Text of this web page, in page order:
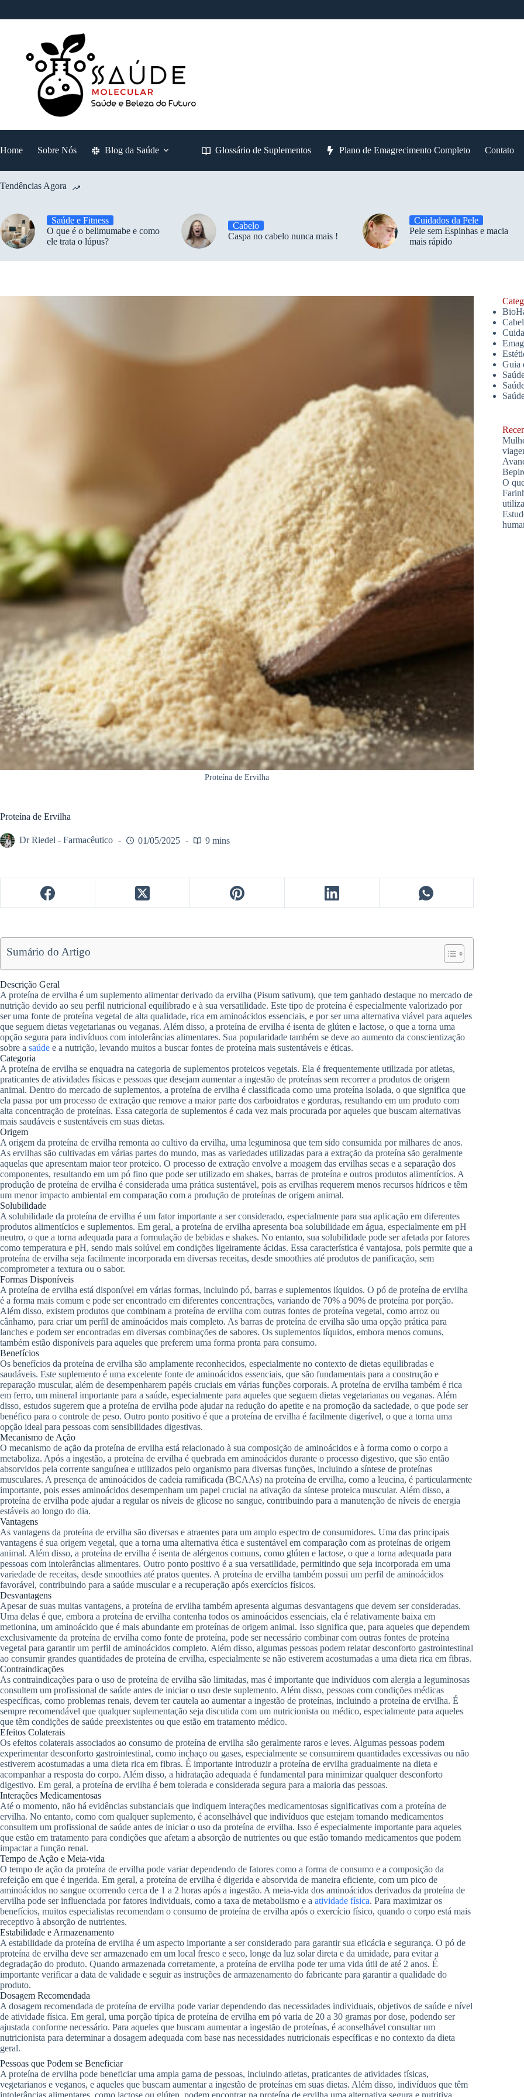
Home Sobre Nós Blog da Saúde Glossário de Suplementos Plano de Emagrecimento Completo Contato
Tendências Agora
Saúde e Fitness
O que é o belimumabe e como
ele trata o lúpus?
Cabelo
Caspa no cabelo nunca mais !
Cuidados da Pele
Pele sem Espinhas e macia
mais rápido
Proteína de Ervilha
Proteína de Ervilha
Dr Riedel - Farmacêutico 01/05/2025 9 mins
Sumário do Artigo
Descrição Geral
A proteína de ervilha é um suplemento alimentar derivado da ervilha (Pisum sativum), que tem ganhado destaque no mercado de
nutrição devido ao seu perfil nutricional equilibrado e à sua versatilidade. Este tipo de proteína é especialmente valorizado por
ser uma fonte de proteína vegetal de alta qualidade, rica em aminoácidos essenciais, e por ser uma alternativa viável para aqueles
que seguem dietas vegetarianas ou veganas. Além disso, a proteína de ervilha é isenta de glúten e lactose, o que a torna uma
opção segura para indivíduos com intolerâncias alimentares. Sua popularidade também se deve ao aumento da conscientização
sobre a saúde e a nutrição, levando muitos a buscar fontes de proteína mais sustentáveis e éticas.
Categoria
A proteína de ervilha se enquadra na categoria de suplementos proteicos vegetais. Ela é frequentemente utilizada por atletas,
praticantes de atividades físicas e pessoas que desejam aumentar a ingestão de proteínas sem recorrer a produtos de origem
animal. Dentro do mercado de suplementos, a proteína de ervilha é classificada como uma proteína isolada, o que significa que
ela passa por um processo de extração que remove a maior parte dos carboidratos e gorduras, resultando em um produto com
alta concentração de proteínas. Essa categoria de suplementos é cada vez mais procurada por aqueles que buscam alternativas
mais saudáveis e sustentáveis em suas dietas.
Origem
A origem da proteína de ervilha remonta ao cultivo da ervilha, uma leguminosa que tem sido consumida por milhares de anos.
As ervilhas são cultivadas em várias partes do mundo, mas as variedades utilizadas para a extração da proteína são geralmente
aquelas que apresentam maior teor proteico. O processo de extração envolve a moagem das ervilhas secas e a separação dos
componentes, resultando em um pó fino que pode ser utilizado em shakes, barras de proteína e outros produtos alimentícios. A
produção de proteína de ervilha é considerada uma prática sustentável, pois as ervilhas requerem menos recursos hídricos e têm
um menor impacto ambiental em comparação com a produção de proteínas de origem animal.
Solubilidade
A solubilidade da proteína de ervilha é um fator importante a ser considerado, especialmente para sua aplicação em diferentes
produtos alimentícios e suplementos. Em geral, a proteína de ervilha apresenta boa solubilidade em água, especialmente em pH
neutro, o que a torna adequada para a formulação de bebidas e shakes. No entanto, sua solubilidade pode ser afetada por fatores
como temperatura e pH, sendo mais solúvel em condições ligeiramente ácidas. Essa característica é vantajosa, pois permite que a
proteína de ervilha seja facilmente incorporada em diversas receitas, desde smoothies até produtos de panificação, sem
comprometer a textura ou o sabor.
Formas Disponíveis
A proteína de ervilha está disponível em várias formas, incluindo pó, barras e suplementos líquidos. O pó de proteína de ervilha
é a forma mais comum e pode ser encontrado em diferentes concentrações, variando de 70% a 90% de proteína por porção.
Além disso, existem produtos que combinam a proteína de ervilha com outras fontes de proteína vegetal, como arroz ou
cânhamo, para criar um perfil de aminoácidos mais completo. As barras de proteína de ervilha são uma opção prática para
lanches e podem ser encontradas em diversas combinações de sabores. Os suplementos líquidos, embora menos comuns,
também estão disponíveis para aqueles que preferem uma forma pronta para consumo.
Benefícios
Os benefícios da proteína de ervilha são amplamente reconhecidos, especialmente no contexto de dietas equilibradas e
saudáveis. Este suplemento é uma excelente fonte de aminoácidos essenciais, que são fundamentais para a construção e
reparação muscular, além de desempenharem papéis cruciais em várias funções corporais. A proteína de ervilha também é rica
em ferro, um mineral importante para a saúde, especialmente para aqueles que seguem dietas vegetarianas ou veganas. Além
disso, estudos sugerem que a proteína de ervilha pode ajudar na redução do apetite e na promoção da saciedade, o que pode ser
benéfico para o controle de peso. Outro ponto positivo é que a proteína de ervilha é facilmente digerível, o que a torna uma
opção ideal para pessoas com sensibilidades digestivas.
Mecanismo de Ação
O mecanismo de ação da proteína de ervilha está relacionado à sua composição de aminoácidos e à forma como o corpo a
metaboliza. Após a ingestão, a proteína de ervilha é quebrada em aminoácidos durante o processo digestivo, que são então
absorvidos pela corrente sanguínea e utilizados pelo organismo para diversas funções, incluindo a síntese de proteínas
musculares. A presença de aminoácidos de cadeia ramificada (BCAAs) na proteína de ervilha, como a leucina, é particularmente
importante, pois esses aminoácidos desempenham um papel crucial na ativação da síntese proteica muscular. Além disso, a
proteína de ervilha pode ajudar a regular os níveis de glicose no sangue, contribuindo para a manutenção de níveis de energia
estáveis ao longo do dia.
Vantagens
As vantagens da proteína de ervilha são diversas e atraentes para um amplo espectro de consumidores. Uma das principais
vantagens é sua origem vegetal, que a torna uma alternativa ética e sustentável em comparação com as proteínas de origem
animal. Além disso, a proteína de ervilha é isenta de alérgenos comuns, como glúten e lactose, o que a torna adequada para
pessoas com intolerâncias alimentares. Outro ponto positivo é a sua versatilidade, permitindo que seja incorporada em uma
variedade de receitas, desde smoothies até pratos quentes. A proteína de ervilha também possui um perfil de aminoácidos
favorável, contribuindo para a saúde muscular e a recuperação após exercícios físicos.
Desvantagens
Apesar de suas muitas vantagens, a proteína de ervilha também apresenta algumas desvantagens que devem ser consideradas.
Uma delas é que, embora a proteína de ervilha contenha todos os aminoácidos essenciais, ela é relativamente baixa em
metionina, um aminoácido que é mais abundante em proteínas de origem animal. Isso significa que, para aqueles que dependem
exclusivamente da proteína de ervilha como fonte de proteína, pode ser necessário combinar com outras fontes de proteína
vegetal para garantir um perfil de aminoácidos completo. Além disso, algumas pessoas podem relatar desconforto gastrointestinal
ao consumir grandes quantidades de proteína de ervilha, especialmente se não estiverem acostumadas a uma dieta rica em fibras.
Contraindicações
As contraindicações para o uso de proteína de ervilha são limitadas, mas é importante que indivíduos com alergia a leguminosas
consultem um profissional de saúde antes de iniciar o uso deste suplemento. Além disso, pessoas com condições médicas
específicas, como problemas renais, devem ter cautela ao aumentar a ingestão de proteínas, incluindo a proteína de ervilha. É
sempre recomendável que qualquer suplementação seja discutida com um nutricionista ou médico, especialmente para aqueles
que têm condições de saúde preexistentes ou que estão em tratamento médico.
Efeitos Colaterais
Os efeitos colaterais associados ao consumo de proteína de ervilha são geralmente raros e leves. Algumas pessoas podem
experimentar desconforto gastrointestinal, como inchaço ou gases, especialmente se consumirem quantidades excessivas ou não
estiverem acostumadas a uma dieta rica em fibras. É importante introduzir a proteína de ervilha gradualmente na dieta e
acompanhar a resposta do corpo. Além disso, a hidratação adequada é fundamental para minimizar qualquer desconforto
digestivo. Em geral, a proteína de ervilha é bem tolerada e considerada segura para a maioria das pessoas.
Interações Medicamentosas
Até o momento, não há evidências substanciais que indiquem interações medicamentosas significativas com a proteína de
ervilha. No entanto, como com qualquer suplemento, é aconselhável que indivíduos que estejam tomando medicamentos
consultem um profissional de saúde antes de iniciar o uso da proteína de ervilha. Isso é especialmente importante para aqueles
que estão em tratamento para condições que afetam a absorção de nutrientes ou que estão tomando medicamentos que podem
impactar a função renal.
Tempo de Ação e Meia-vida
O tempo de ação da proteína de ervilha pode variar dependendo de fatores como a forma de consumo e a composição da
refeição em que é ingerida. Em geral, a proteína de ervilha é digerida e absorvida de maneira eficiente, com um pico de
aminoácidos no sangue ocorrendo cerca de 1 a 2 horas após a ingestão. A meia-vida dos aminoácidos derivados da proteína de
ervilha pode ser influenciada por fatores individuais, como a taxa de metabolismo e a atividade física. Para maximizar os
benefícios, muitos especialistas recomendam o consumo de proteína de ervilha após o exercício físico, quando o corpo está mais
receptivo à absorção de nutrientes.
Estabilidade e Armazenamento
A estabilidade da proteína de ervilha é um aspecto importante a ser considerado para garantir sua eficácia e segurança. O pó de
proteína de ervilha deve ser armazenado em um local fresco e seco, longe da luz solar direta e da umidade, para evitar a
degradação do produto. Quando armazenada corretamente, a proteína de ervilha pode ter uma vida útil de até 2 anos. É
importante verificar a data de validade e seguir as instruções de armazenamento do fabricante para garantir a qualidade do
produto.
Dosagem Recomendada
A dosagem recomendada de proteína de ervilha pode variar dependendo das necessidades individuais, objetivos de saúde e nível
de atividade física. Em geral, uma porção típica de proteína de ervilha em pó varia de 20 a 30 gramas por dose, podendo ser
ajustada conforme necessário. Para aqueles que buscam aumentar a ingestão de proteínas, é aconselhável consultar um
nutricionista para determinar a dosagem adequada com base nas necessidades nutricionais específicas e no contexto da dieta
geral.
Pessoas que Podem se Beneficiar
A proteína de ervilha pode beneficiar uma ampla gama de pessoas, incluindo atletas, praticantes de atividades físicas,
vegetarianos e veganos, e aqueles que buscam aumentar a ingestão de proteínas em suas dietas. Além disso, indivíduos que têm
Guia
O